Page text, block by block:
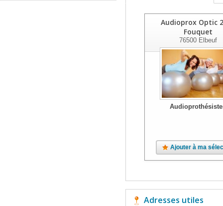
Audioprox Optic
Fouquet
76500Elbeuf
Ajouter à ma
Adresses utiles